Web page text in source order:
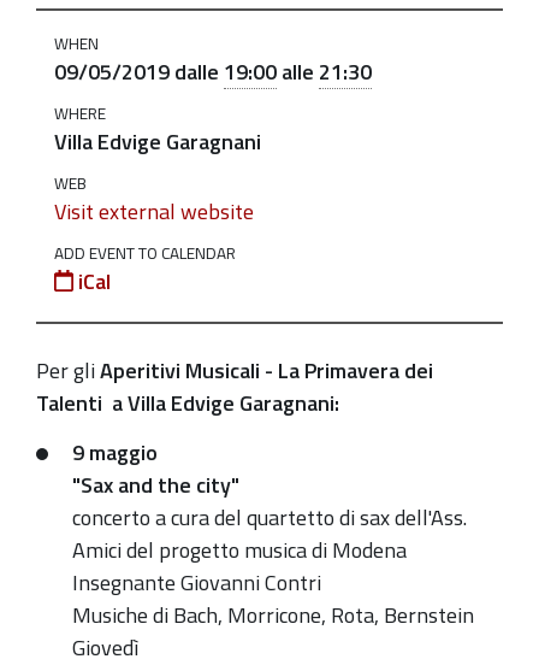
2019-
09T19:00:00+02:00
2019-
05-
Aperitivi
La
Primavera
dei
Talenti,
maggio
WHEN
09/05/2019dalle 19:00alle 21:30
WHERE
Villa Edvige Garagnani
WEB
Visit external website
ADD EVENT TO CALENDAR
iCal
Per gliAperitivi Musicali - La Primavera dei
Talenti a Villa Edvige Garagnani:
9 maggio
"Sax and the city"
concerto a cura del quartetto di sax dell'Ass.
Amici del progetto musica di Modena
Insegnante Giovanni Contri
Musiche di Bach, Morricone, Rota, Bernstein
Giovedì